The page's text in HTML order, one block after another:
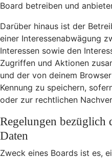
Board betreiben und
Darüber hinaus ist der
einer Interessenabwägung
Interessen sowie den
Zugriffen und Aktionen
und der von deinem
Kennung zu speichern,
oder zur rechtlichen
Regelungen bezüglich
Daten
Zweck eines Boards ist es,